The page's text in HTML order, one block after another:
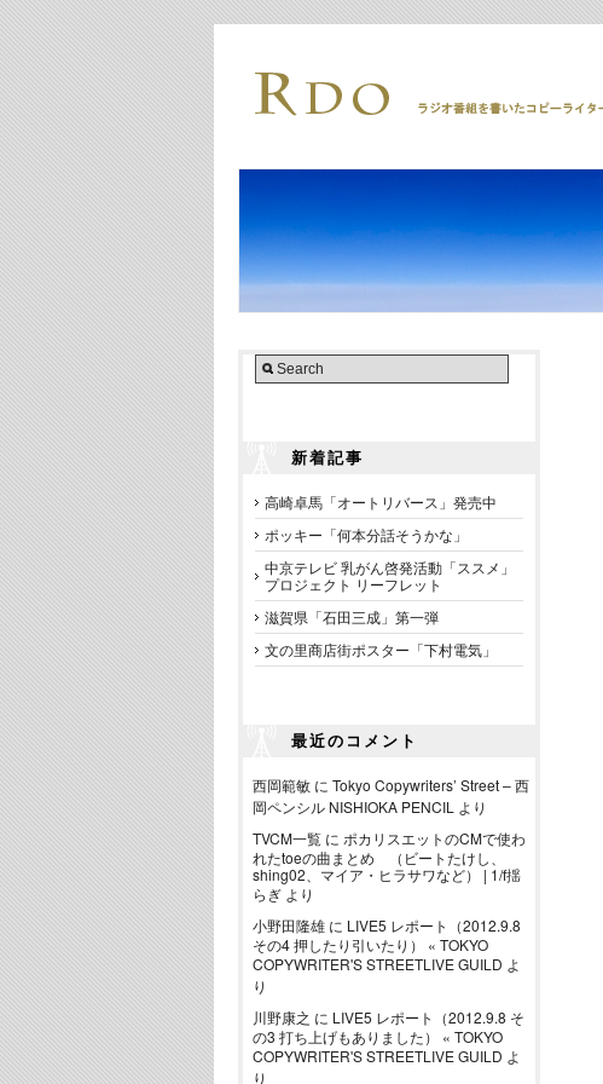
新着記事
高崎卓馬「オートリバース」発売中
ポッキー「何本分話そうかな」
中京テレビ 乳がん啓発活動「ススメ」
プロジェクト リーフレット
滋賀県「石田三成」第一弾
文の里商店街ポスター「下村電気」
最近のコメント
西岡範敏 に Tokyo Copywriters’ Street – 西
岡ペンシル NISHIOKA PENCIL より
TVCM一覧 に ポカリスエットのCMで使わ
れたtoeの曲まとめ （ビートたけし、
shing02、マイア・ヒラサワなど） | 1/f揺
らぎ より
小野田隆雄 に LIVE5 レポート（2012.9.8
その4 押したり引いたり） « TOKYO
COPYWRITER'S STREETLIVE GUILD よ
り
川野康之 に LIVE5 レポート（2012.9.8 そ
の3 打ち上げもありました） « TOKYO
COPYWRITER'S STREETLIVE GUILD よ
り